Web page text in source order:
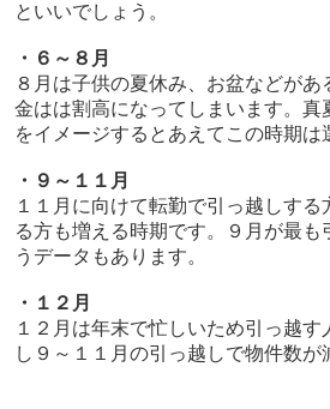
といいでしょう。
・６～８月
８月は子供の夏休み、お盆などが
金はは割高になってしまいます。真
をイメージするとあえてこの時期は
・９～１１月
１１月に向けて転勤で引っ越しす
る方も増える時期です。９月が最も
うデータもあります。
・１２月
１２月は年末で忙しいため引っ越
し９～１１月の引っ越しで物件数が